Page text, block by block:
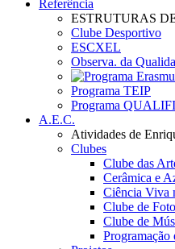
Referência
ESTRUTURAS
Clube Desportivo
ESCXEL
Observa. da
Programa TEIP
Programa
A.E.C.
Atividades de
Clubes
Clube das
Cerâmica e
Ciência Viva
Clube de
Clube de
Programação